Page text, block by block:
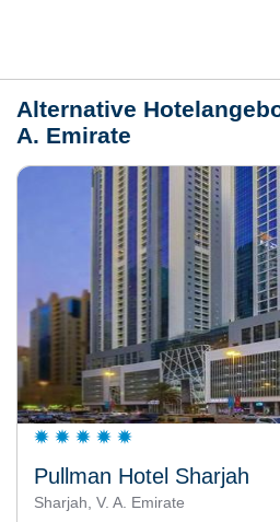
Alternative
A. Emirate
Pullman Hotel Sharjah
Sharjah, V. A. Emirate